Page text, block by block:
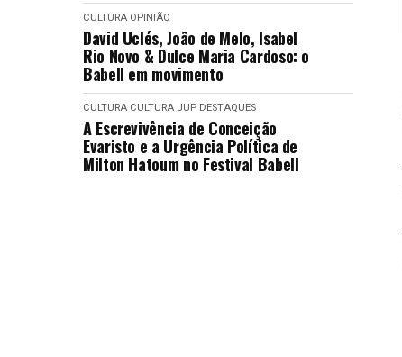
CULTURA OPINIÃO
David Uclés, João de Melo, Isabel
Rio Novo & Dulce Maria Cardoso: o
Babell em movimento
CULTURA CULTURA JUP DESTAQUES
A Escrevivência de Conceição
Evaristo e a Urgência Política de
Milton Hatoum no Festival Babell